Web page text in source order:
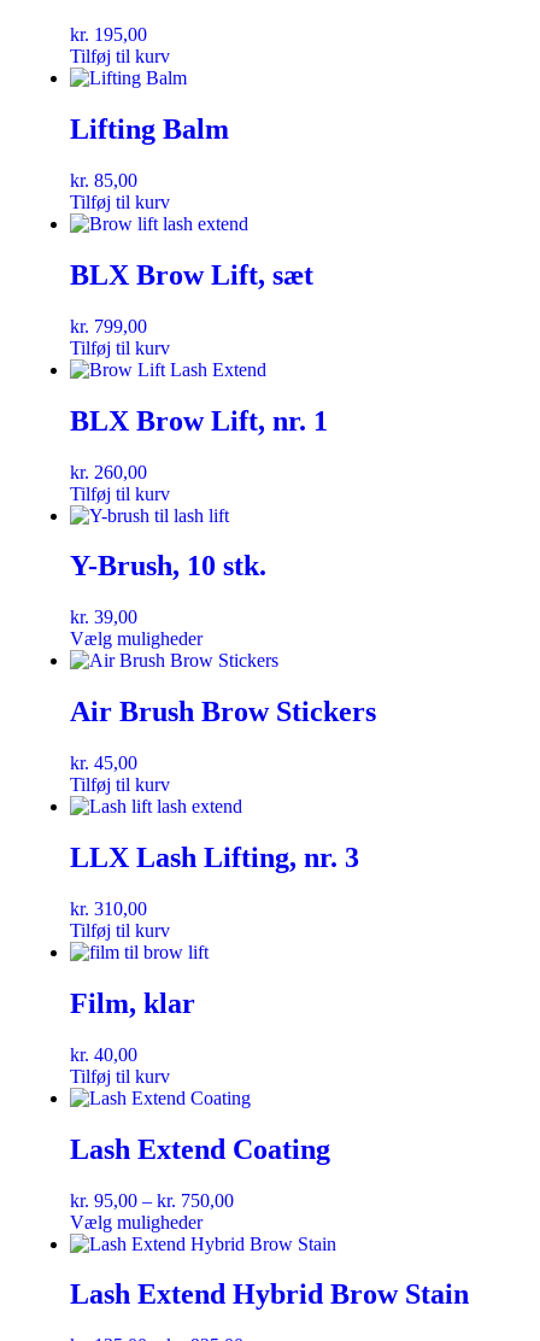
kr. 195,00
Tilføj til kurv
Lifting Balm
kr. 85,00
Tilføj til kurv
BLX Brow Lift, sæt
kr. 799,00
Tilføj til kurv
BLX Brow Lift, nr. 1
kr. 260,00
Tilføj til kurv
Y-Brush, 10 stk.
kr. 39,00
Vælg muligheder
Air Brush Brow Stickers
kr. 45,00
Tilføj til kurv
LLX Lash Lifting, nr. 3
kr. 310,00
Tilføj til kurv
Film, klar
kr. 40,00
Tilføj til kurv
Lash Extend Coating
kr. 95,00 – kr. 750,00
Vælg muligheder
Lash Extend Hybrid Brow Stain